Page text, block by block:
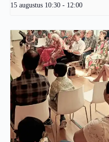
15 augustus 10:30 - 12:00